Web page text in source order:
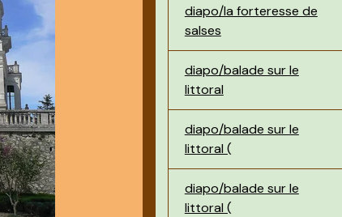
diapo/la forteresse de
salses
diapo/balade sur le
littoral
diapo/balade sur le
littoral (
diapo/balade sur le
littoral (